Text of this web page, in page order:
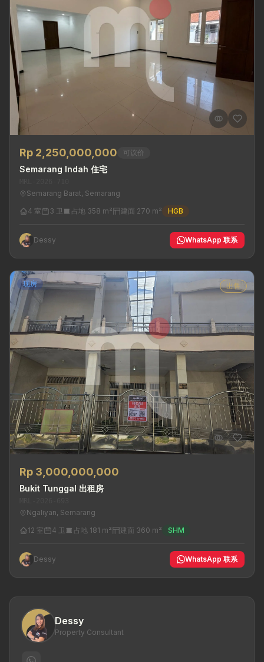
Rp 2,250,000,000 可议价
Semarang Indah 住宅
Semarang Barat, Semarang
4 室
3 卫 占地 358 m² 建面 270 m² HGB
Dessy WhatsApp 联系
现房 出售
Rp 3,000,000,000
Bukit Tunggal 出租房
Ngaliyan, Semarang
12 室
4 卫 占地 181 m² 建面 360 m² SHM
Dessy WhatsApp 联系
Dessy
Property Consultant